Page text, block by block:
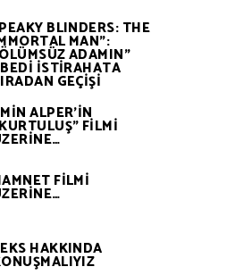
BLINDERS: THE
MAN”:
ADAMIN”
İSTİRAHATA
GEÇİŞİ
ALPER’İN
FİLMİ
FİLMİ
HAKKINDA